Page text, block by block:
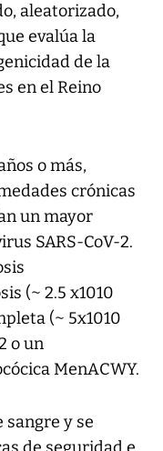
aleatorizado,
evalúa la
de la
en el Reino
o más,
crónicas
un mayor
SARS-CoV-2.
(~ 2.5 x1010
(~ 5x1010
o un
MenACWY.
sangre y se